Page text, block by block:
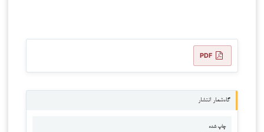
PDF
گاه‌شمار انتشار
چاپ شده